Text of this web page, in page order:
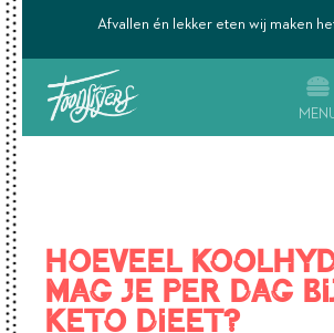
Afvallen én lekker eten wij maken
Hoeveel
mag je per dag
keto dieet?